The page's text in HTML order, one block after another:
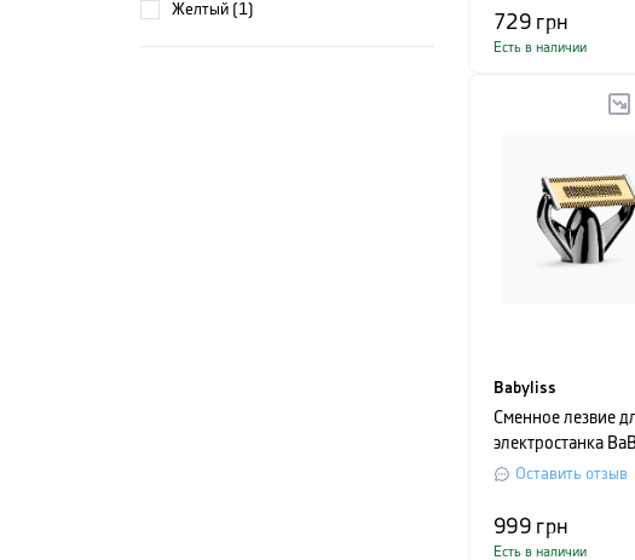
желтый (1)
729грн
Есть в наличии
Babyliss
Сменное лезвие
электростанка
X-Blade
Оставить отзыв
999грн
Есть в наличии